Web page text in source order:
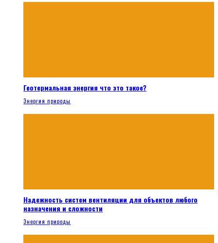
Геотермальная энергия что это такое?
Энергия природы
Надежность систем вентиляции для объектов любого
назначения и сложности
Энергия природы